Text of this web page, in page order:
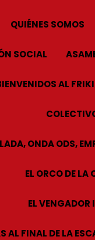
QUIÉNES SOMOS
SOCIAL
AL
ONDA ODS,
EL ORCO DE LA
EL
AL FINAL DE LA